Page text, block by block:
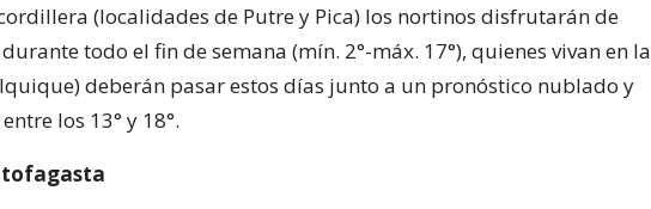
(localidades de Putre y Pica) los nortinos disfrutarán de
todo el fin de semana (mín. 2°-máx. 17°), quienes vivan en la
deberán pasar estos días junto a un pronóstico nublado y
los 13° y 18°.